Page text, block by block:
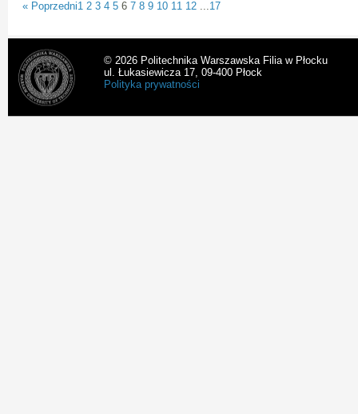
« Poprzedni1 2 3 4 5 6 7 8 9 10 11 12 17
© 2026 Politechnika Warszawska Filia w Płocku
ul. Łukasiewicza 17, 09-400 Płock
Polityka prywatności